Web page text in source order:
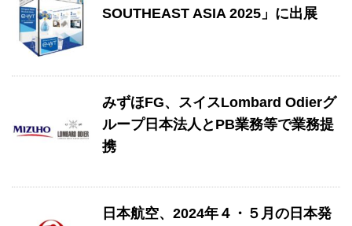
SOUTHEAST ASIA 2025」に出展
みずほFG、スイスLombard Odierグ
ループ日本法人とPB業務等で業務提
携
日本航空、2024年４・５月の日本発